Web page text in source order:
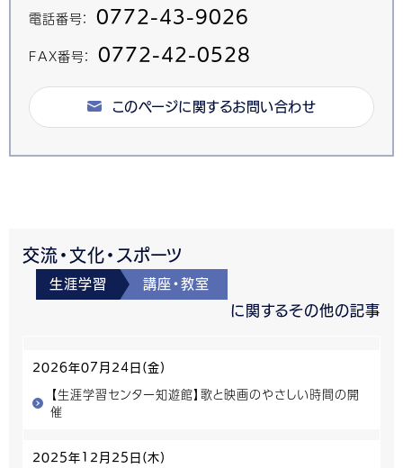
電話番号： 0772-43-9026
FAX番号： 0772-42-0528
このページに関するお問い合わせ
交流・文化・スポーツ
生涯学習 講座・教室
に関するその他の記事
2026年07月24日(金)
【生涯学習センター知遊館】歌と映画のやさしい時間の開
催
2025年12月25日(木)